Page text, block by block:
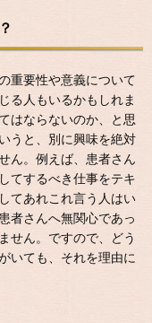
重要性や意義について
る人もいるかもしれま
はならないのか、と思
うと、別に興味を絶対
ん。例えば、患者さん
てするべき仕事をテキ
てあれこれ言う人はい
者さんへ無関心であっ
せん。ですので、どう
いても、それを理由に